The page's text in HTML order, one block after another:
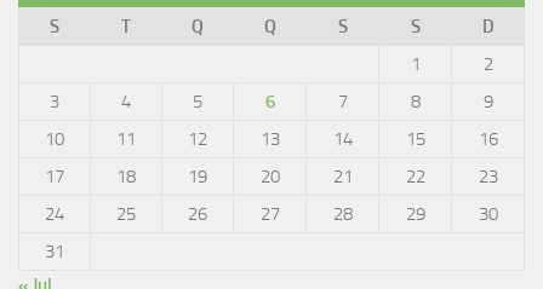
S
T Q Q S S
D
1
2
3
4 5 6 7 8
9
10
11 12 13 14 15
16
17
18 19 20 21 22
23
24
25 26 27 28 29
30
31